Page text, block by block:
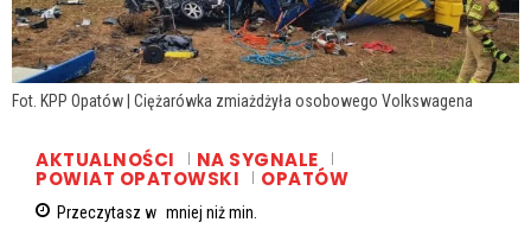
Fot. KPP Opatów | Ciężarówka zmiażdżyła osobowego Volkswagena
AKTUALNOŚCI NA SYGNALE
POWIAT OPATOWSKI OPATÓW
Przeczytasz w mniej niżmin.